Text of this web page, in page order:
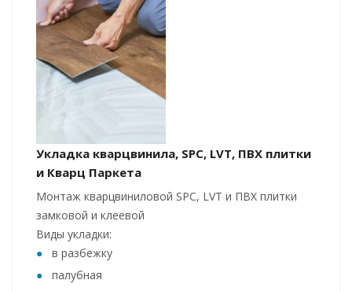
Укладка кварцвинила, SPC, LVT, ПВХ плитки
и Кварц Паркета
Монтаж кварцвиниловой SPC, LVT и ПВХ плитки
замковой и клеевой
Виды укладки:
в разбежку
палубная